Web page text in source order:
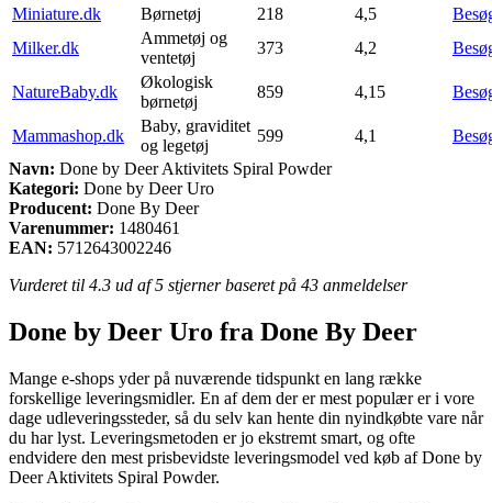
Miniature.dk
Børnetøj 218 4,5
Milker.dk
Ammetøj og
ventetøj
373 4,2
NatureBaby.dk
Økologisk
børnetøj
859 4,15
Mammashop.dk
Baby, graviditet
og legetøj
599 4,1
Navn: Done by Deer Aktivitets Spiral Powder
Kategori: Done by Deer Uro
Producent: Done By Deer
Varenummer: 1480461
EAN: 5712643002246
Vurderet til 4.3 ud af 5 stjerner baseret på 43 anmeldelser
Done by Deer Uro fra Done By Deer
Mange e-shops yder på nuværende tidspunkt en lang række
forskellige leveringsmidler. En af dem der er mest populær er i vore
dage udleveringssteder, så du selv kan hente din nyindkøbte vare når
du har lyst. Leveringsmetoden er jo ekstremt smart, og ofte
endvidere den mest prisbevidste leveringsmodel ved køb af Done by
Deer Aktivitets Spiral Powder.